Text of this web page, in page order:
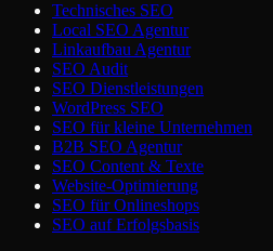
Technisches SEO
Local SEO Agentur
Linkaufbau Agentur
SEO Audit
SEO Dienstleistungen
WordPress SEO
SEO für kleine Unternehmen
B2B SEO Agentur
SEO Content & Texte
Website-Optimierung
SEO für Onlineshops
SEO auf Erfolgsbasis